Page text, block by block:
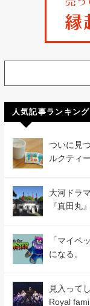
人気記事ランキング
ついに見
ルクティー
大河ドラ
『真田丸
「マイペ
になる。
見入って
Royal